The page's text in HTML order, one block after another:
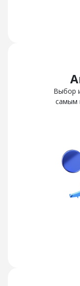
Выбор
самым